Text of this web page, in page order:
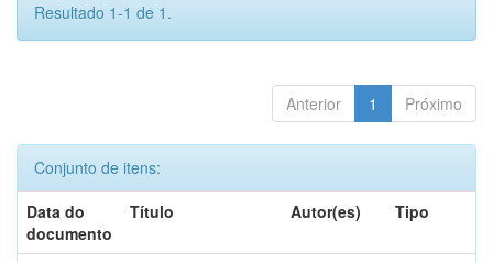
Resultado 1-1 de 1.
Anterior 1 Próximo
Conjunto de itens:
Data do
documento
Título Autor(es) Tipo